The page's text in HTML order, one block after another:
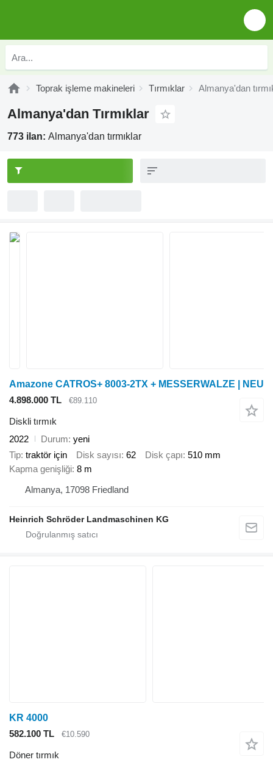
Toprak işleme makineleri Tırmıklar Almanya'dan
Almanya'dan Tırmıklar
773 ilan: Almanya'dan tırmıklar
Amazone CATROS+ 8003-2TX + MESSERWALZE | NEU
4.898.000 TL
€89.110
Diskli tırmık
2022
Durum yeni
Tip traktör için Disk sayısı 62 Disk çapı 510 mm
Kapma genişliği 8 m
Almanya, 17098 Friedland
Heinrich Schröder Landmaschinen KG
KR 4000
582.100 TL
€10.590
Döner tırmık